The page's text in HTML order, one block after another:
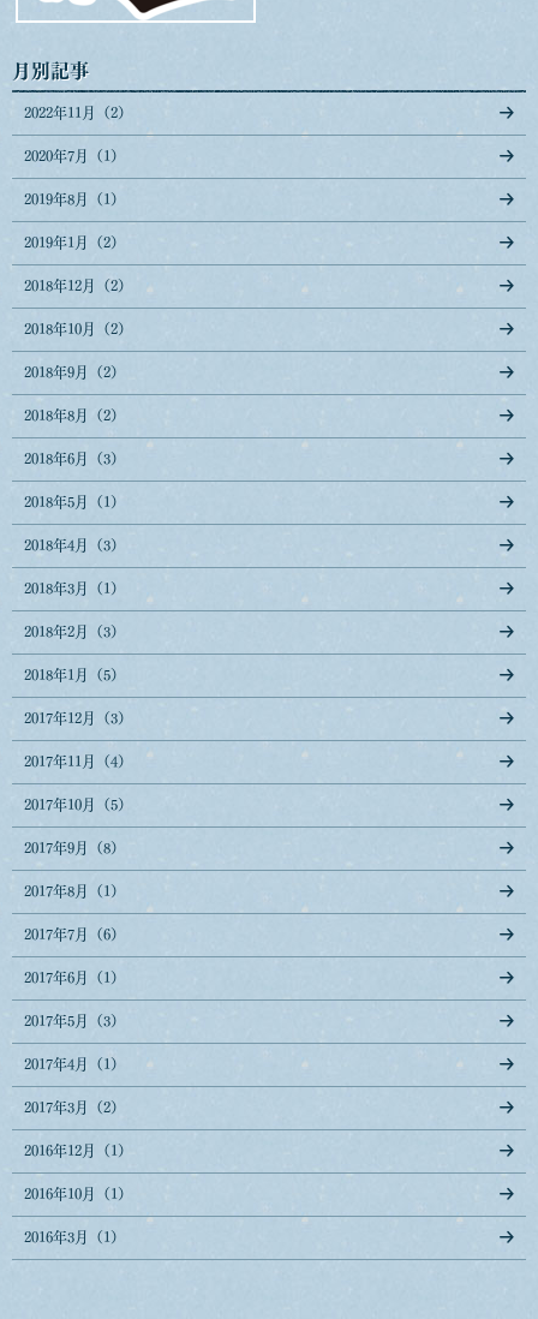
月別記事
2022年11月（2）
2020年7月（1）
2019年8月（1）
2019年1月（2）
2018年12月（2）
2018年10月（2）
2018年9月（2）
2018年8月（2）
2018年6月（3）
2018年5月（1）
2018年4月（3）
2018年3月（1）
2018年2月（3）
2018年1月（5）
2017年12月（3）
2017年11月（4）
2017年10月（5）
2017年9月（8）
2017年8月（1）
2017年7月（6）
2017年6月（1）
2017年5月（3）
2017年4月（1）
2017年3月（2）
2016年12月（1）
2016年10月（1）
2016年3月（1）